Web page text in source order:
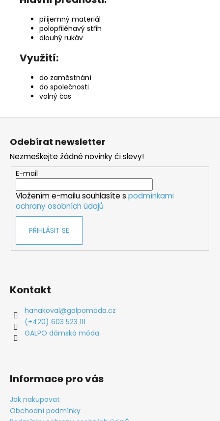
příjemný materiál
polopřiléhavý střih
dlouhý rukáv
Využití:
do zaměstnání
do společnosti
volný čas
Z
Odebírat newsletter
Nezmeškejte žádné novinky či slevy!
E-mail
Vložením e-mailu souhlasíte s podmínkami
ochrany osobních údajů
PŘIHLÁSIT SE
Kontakt
hanakoval@galpomoda.cz
(+420) 603 523 111
GALPO dámská móda
Informace pro vás
Jak nakupovat
Obchodní podmínky